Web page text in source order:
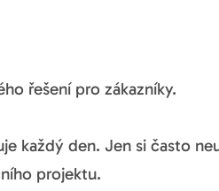
řešení pro zákazníky.
každý den. Jen si často
projektu.